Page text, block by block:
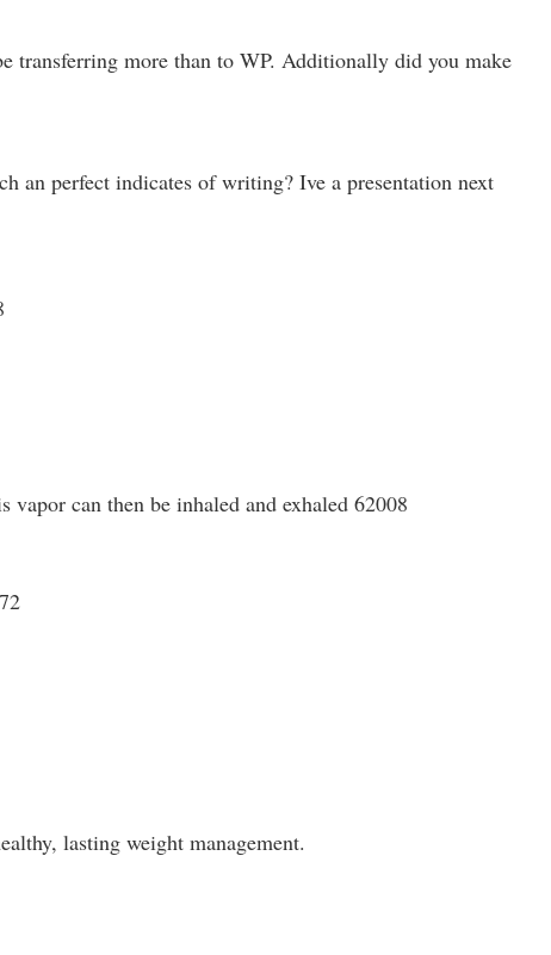
transferring more than to WP. Additionally did you make
an perfect indicates of writing? Ive a presentation next
can then be inhaled and exhaled 62008
lasting weight management.